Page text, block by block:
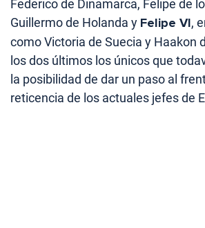
Federico de Dinamarca, Felipe de
Guillermo de Holanda y Felipe VI,
como Victoria de Suecia y Haakon
los dos últimos los únicos que
la posibilidad de dar un paso al
reticencia de los actuales jefes de